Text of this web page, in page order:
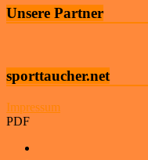
Unsere Partner
sporttaucher.net
Impressum
PDF